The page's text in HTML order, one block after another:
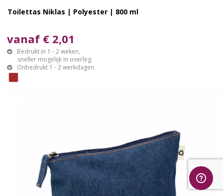
Toilettas Niklas | Polyester | 800 ml
vanaf € 2,01
Bedrukt in 1 - 2 weken,
sneller mogelijk in overleg.
Onbedrukt 1 - 2 werkdagen.